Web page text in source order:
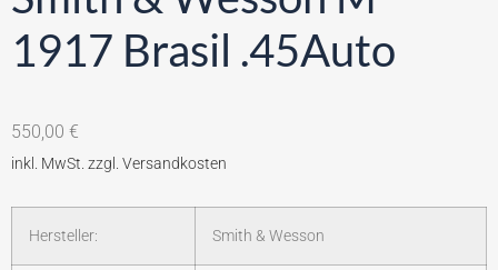
1917 Brasil .45Auto
550,00 €
Hersteller: Smith & Wesson